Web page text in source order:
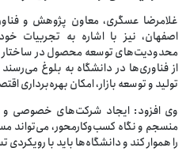
غلامرضا عسگری، معاون پژوهش و
اصفهان، نیز با اشاره به تجربیات خود
محدودیت‌های توسعه محصول در ساختار
از فناوری‌ها در دانشگاه به بلوغ می‌رسند
تولید و توسعه بازار، امکان بهره‌برداری
وی افزود: ایجاد شرکت‌های خصوصی و
منسجم و نگاه کسب‌وکارمحور، می‌تواند
را هموار کند و دانشگاه‌ها باید با رویکردی